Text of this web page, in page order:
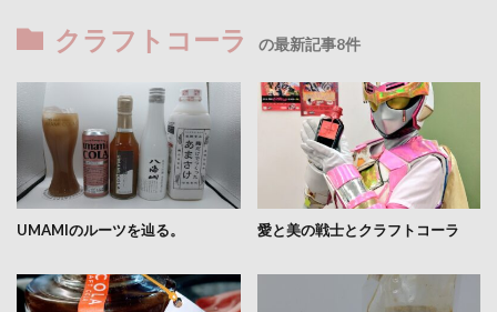
クラフトコーラ の最新記事8件
UMAMIのルーツを辿る。 愛と美の戦士とクラフトコーラ